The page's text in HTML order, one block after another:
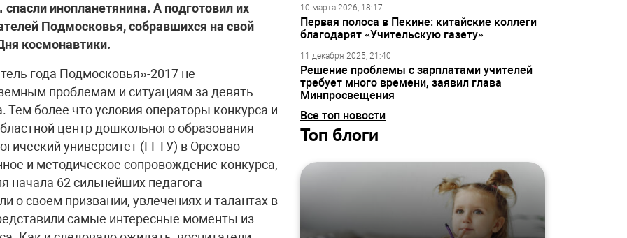
инопланетянина. А подготовил их
Подмосковья, собравшихся на свой
космонавтики.
красотища была! – восторженно ответил мальчик.- Ну, и воздух хорошо пах! – добавил другой.Уже после занятия конкурсантка пояснила, что в ее группе дети хорошо справляются с такими заданиями, когда нужно думать, делать выводы. Может быть, потому что все-таки старше, чем «доставшаяся» ей группа. Но главное, чувствовалось, что для самой Натальи это совсем не формальная тема. Она вообще неравнодушный человек, и любимый ею деятельностный подход ей близок тем, что помогает детям расти внутренне свободными людьми, что хорошо заметно уже в школе.- За 14 лет работы я в этом убедилась – к нам часто заходят воспитанники, даже девятиклассники, – призналась воспитательница. – И заметно, что они меньше нас, взрослых, комплексуют по пустякам, не боятся высказывать свое мнение, просто более уверены в себе.Тема экологии, но уже в космическом масштабе, стала главной и в занятии Анны Абрамовой из Лобни. Мусор на орбите нашей планеты уже угрожает жизни людей (космонавтов) и создает помехи в связи, поэтому дети «почистили» наш участок Солнечной системы от отходов, а потом каждый собрал из конструктора свою модель космического уборщика.- Я сама много новой информации узнала, когда готовила занятие на тему экологии, поэтому и мне было интересно, и детям, – улыбнулась Анна Валерьевна, признавшись, что накануне успела подружиться с новыми детьми.У нее удивительно нежная и теплая улыб­ка – она и вправду нашла свое призвание в садике. Будучи учителем, да еще английского языка, пришла в сад и помимо своей воспитательской работы ведет кружок «Английский с Мэри Поппинс» (между прочим, бесплатно!).Неудивительно, что столь неординарные воспитатели работают в продвинутых детских садах Московской области, которых, как выяснилось, не так мало. Та же Анастасия Шлемко, к примеру, работает в новом, прекрасно оборудованном детском саду, в котором создали первый в регионе центр игровой поддержки родителей.- Наша заведующая пробила ставки психолога и педагогов дополнительного образования, в результате мы на бесплатной основе (родители платят всего 30 рублей в месяц) принимаем 4 группы по 8 человек «мама – ребенок», – рассказала нам Анастасия Ивановна, курирующая это направление как старший воспитатель и ведущая занятий с мамами. – К нам приводят годовасиков (детей от года до двух лет) на игровые сеансы по часу каждый день – грудничковое плавание, физкультуру, познание творчества и музыку. Результаты колоссальные – и родители, и воспитатели получают бесценный опыт, а дети очень быстро развиваются и привыкают к саду. Так что никакого стресса потом при переходе в ясельную группу для них нет.Адаптация детей и родителей – еще одна любимая фишка Шлемко, которая успевает везде – возглавляет муниципальное методическое объединение, руководит курсами повышения квалификации в Химках, является экспертом по аттестации и помогает молодым педагогам.По яркости в пятерке лауреатов (конкурс есть конкурс – не все из названных нами педагогов продолжили борьбу за победу) с ней может сравниться разве что Кристина Рыкова, музыкальный руководитель Центра детства «Жемчужинка» из Клина. Представить ее без русского народного костюма, который сидит на ней удивительно ладно, было почти невозможно. А как она звонко и весело пела, играла на балалайке и зара­зи­тель­но учила ребят играть на народных инструментах! Трудно было поверить, что дети впервые взяли в руки трещотку, ложки, бубенцы, так ловко и в такт они заиграли под умелым руководством Кристины Анатольевны. Заодно ребята узнали новые слова – «круговая трещотка», «туесок», поплясали, попели и поиграли в хороводные игры, приобщившись к культуре и традициям своего народа. Как выяснилось, Рыкова окончила Российскую академию музыки имени Гнесиных, она и по духу руководитель и дирижер народного хора, а не только по специальности. Редкое совпадение профессии и призвания.То же можно сказать и о еще одном лауреате, инструкторе по физкультуре детского сада №24 «Солнышко» Балашихи Елене Ульяницкой. Любой ребенок захочет быть таким гибким, грациозным и ловким, как Елена Анатольевна. Она придумала и провела на редкость веселое и интересное занятие «Веселые котята», где очень органично сыграла роль мамы-кошки – с забавным гримом, ушками на макушке и хвостиком, котятами здесь были, конечно же, малыши, невольно подражающие своему учителю (наша героиня и вправду по образованию учитель начальных классов). Ребята не просто выполняли упражнения – они играли, прыгая чере
10 марта 2026, 18:17
Первая полоса в Пекине: китайские коллеги
благодарят «Учительскую газету»
11 декабря 2025, 21:40
Решение проблемы с зарплатами учителей
требует много времени, заявил глава
Минпросвещения
Все топ новости
Топ блоги